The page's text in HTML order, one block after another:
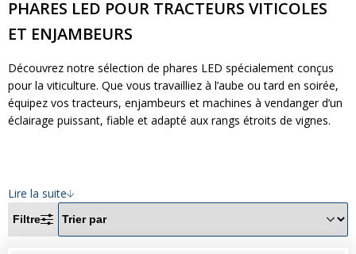
Phares principaux et ampoules LED
Feux de position et de gabarit LED
Clignotants et gyrophares LED
Barres LED
Pulvérisation LED
Packs promotionnels LED
Questions fréquemment posées
Phares principaux et ampoules LED
Feux de position et de gabarit LED
Clignotants et gyrophares LED
Barres LED
Pulvérisation LED
Packs promotionnels LED
Voir tout
PHARES LED POUR TRACTEURS VITICOLES
ET ENJAMBEURS
Découvrez notre sélection de phares LED spécialement conçus
pour la viticulture. Que vous travailliez à l’aube ou tard en soirée,
équipez vos tracteurs, enjambeurs et machines à vendanger d’un
éclairage puissant, fiable et adapté aux rangs étroits de vignes.
Lire la suite
Filtre